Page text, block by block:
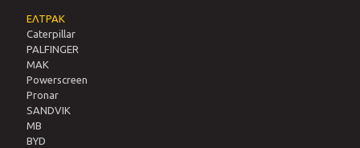
ΕΛΤΡΑΚ
Caterpillar
PALFINGER
MAK
Powerscreen
Pronar
SANDVIΚ
MB
BYD